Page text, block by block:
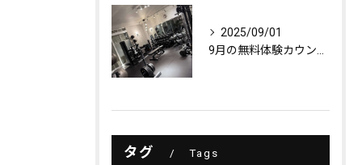
2025/09/01
タグ Tags